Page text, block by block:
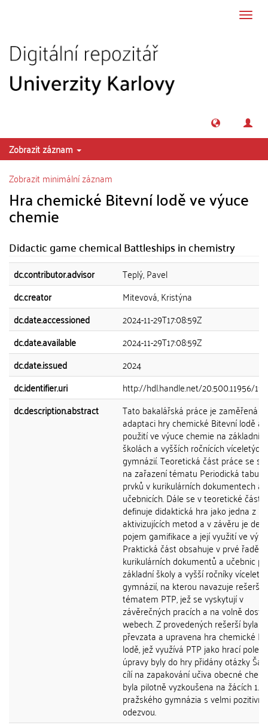
Zobrazit záznam
Zobrazit minimální záznam
Hra chemické Bitevní lodě ve výuce
chemie
Didactic game chemical Battleships in chemistry
dc.contributor.advisor
Teplý, Pavel
dc.creator
Mitevová, Kristýna
dc.date.accessioned
2024-11-29T17:08:59Z
dc.date.available
2024-11-29T17:08:59Z
dc.date.issued
2024
dc.identifier.uri
http://hdl.handle.net/20.500.11956/
dc.description.abstract
Tato bakalářská práce je zaměřená
adaptaci hry chemické Bitevní lodě a
použití ve výuce chemie na základních
školách a vyšších ročnících víceletých
gymnázií. Teoretická část práce se
na zařazení tématu Periodická
prvků v kurikulárních dokumentech a
učebnicích. Dále se v teoretické části
definuje didaktická hra jako jedna z
aktivizujících metod a v závěru je
pojem gamifikace a její využití ve
Praktická část obsahuje v prvé řadě
kurikulárních dokumentů a učebnic
základní školy a vyšší ročníky
gymnázií, na kterou navazuje rešerše
tématem PTP, jež se vyskytují v
závěrečných pracích a na volně
webech. Z provedených rešerší byla
převzata a upravena hra chemické
lodě, jež využívá PTP jako hrací pole.
úpravy byly do hry přidány otázky
cílí na zapakování učiva obecné
byla pilotně vyzkoušena na žácích 1.
pražského gymnázia s velmi pozitivní
odezvou.